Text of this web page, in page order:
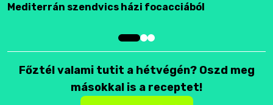
Mediterrán szendvics házi focacciából
Főztél valami tutit a hétvégén? Oszd meg
másokkal is a receptet!